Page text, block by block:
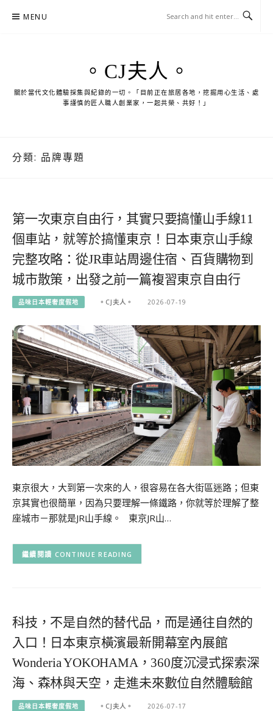
MENU
。CJ夫人。
關於當代文化體驗採集與紀錄的一切。「目前正在旅居各地，挖掘用心生活、處
事謹慎的匠人職人創業家，一起共榮、共好！」
分類: 品牌專題
第一次東京自由行，其實只要搞懂山手線11
個車站，就等於搞懂東京！日本東京山手線
完整攻略：從JR車站周邊住宿、百貨購物到
城市散策，出發之前一篇複習東京自由行
品味日本輕奢度假地 。CJ夫人。 2026-07-19
東京很大，大到第一次來的人，很容易在各大街區迷路；但東
京其實也很簡單，因為只要理解一條鐵路，你就等於理解了整
座城市－那就是JR山手線。 東京JR山…
CONTINUE READING
科技，不是自然的替代品，而是通往自然的
入口！日本東京橫濱最新開幕室內展館
Wonderia YOKOHAMA，360度沉浸式探索深
海、森林與天空，走進未來數位自然體驗館
品味日本輕奢度假地 。CJ夫人。 2026-07-17